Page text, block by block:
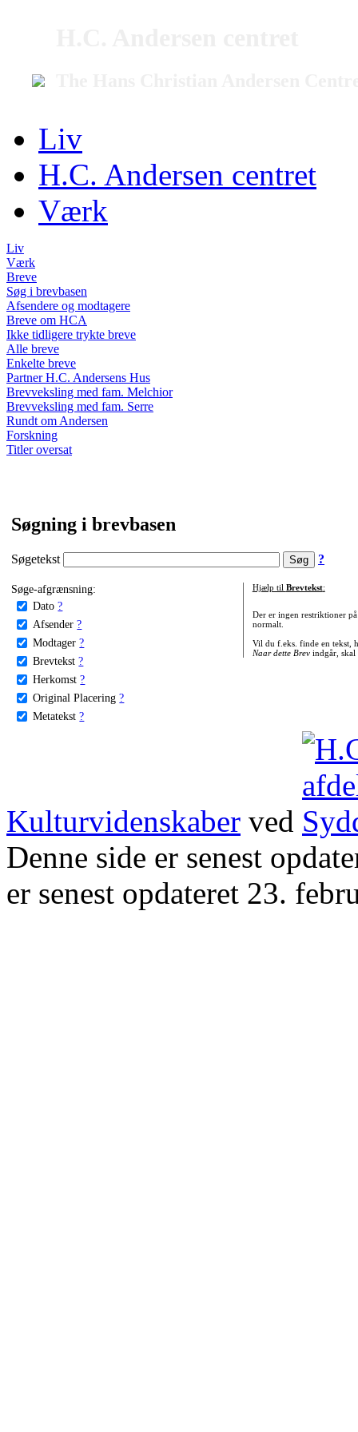
Liv
H.C. Andersen centret
Værk
Liv
Værk
Breve
Søg i brevbasen
Afsendere og modtagere
Breve om HCA
Ikke tidligere trykte breve
Alle breve
Enkelte breve
Partner H.C. Andersens Hus
Brevveksling med fam. Melchior
Brevveksling med fam. Serre
Rundt om Andersen
Forskning
Titler oversat
Søgning i brevbasen
Søgetekst ?
Søge-afgrænsning:
Dato ?
Afsender ?
Modtager ?
Brevtekst ?
Herkomst ?
Original Placering ?
Metatekst ?
Hjælp til Brevtekst:
Der er ingen restriktioner
normalt.
Vil du f.eks. finde en tekst,
Naar dette Brevindgår, skal
Kulturvidenskaber ved
Denne side er senest
er senest opdateret 23.